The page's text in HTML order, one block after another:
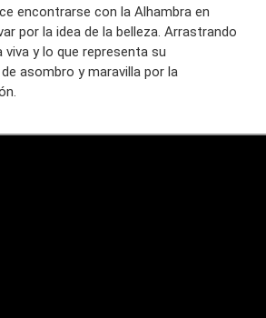
encontrarse con la Alhambra en
por la idea de la belleza. Arrastrando
y lo que representa su
asombro y maravilla por la